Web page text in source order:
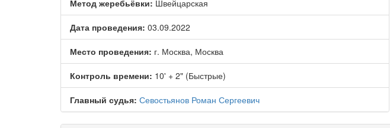
Метод жеребьёвки: Швейцарская
Дата проведения: 03.09.2022
Место проведения: г. Москва, Москва
Контроль времени: 10' + 2" (Быстрые)
Главный судья: Севостьянов Роман Сергеевич